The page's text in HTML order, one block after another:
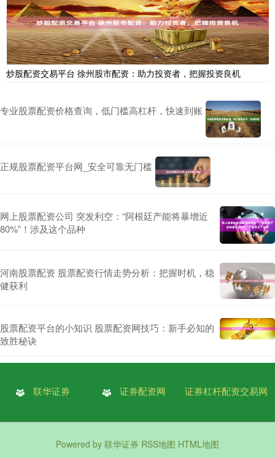
炒股配资交易平台 徐州股市配资：助力投资者，把握投资良机
专业股票配资价格查询，低门槛高杠杆，快速到账
正规股票配资平台网_安全可靠无门槛
网上股票配资公司 突发利空：“阿根廷产能将暴增近
80%”！涉及这个品种
河南股票配资 股票配资行情走势分析：把握时机，稳
健获利
股票配资平台的小知识 股票配资网技巧：新手必知的
致胜秘诀
联华证券 证券配资网 证券杠杆配资交易网
Powered by 联华证券 RSS地图 HTML地图